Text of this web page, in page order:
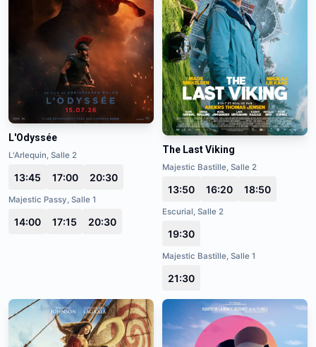
L'Odyssée
L'Arlequin, Salle 2
13:45 17:00 20:30
Majestic Passy, Salle 1
14:00 17:15 20:30
The Last Viking
Majestic Bastille, Salle 2
13:50 16:20 18:50
Escurial, Salle 2
19:30
Majestic Bastille, Salle 1
21:30